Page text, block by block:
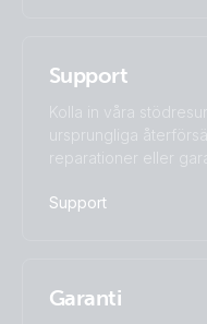
EasySolar-II GX
EasySolar-II GX
24V/48V 3kVA & 48V
MPPT GX
Support
Kolla in våra
ursprungliga
reparationer eller
Support
Garanti